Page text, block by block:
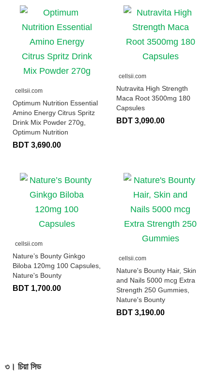
cellsii.com
Optimum Nutrition Essential
Amino Energy Citrus Spritz
Drink Mix Powder 270g,
Optimum Nutrition
BDT 3,690.00
cellsii.com
Nutravita High Strength
Maca Root 3500mg 180
Capsules
BDT 3,090.00
cellsii.com
Nature’s Bounty Ginkgo
Biloba 120mg 100 Capsules,
Nature's Bounty
BDT 1,700.00
cellsii.com
Nature's Bounty Hair, Skin
and Nails 5000 mcg Extra
Strength 250 Gummies,
Nature's Bounty
BDT 3,190.00
৩। চিয়া সিড